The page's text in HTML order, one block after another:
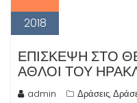
2018
ΕΠΊΣΚΕΨΗ ΣΤΟ
ΆΘΛΟΙ ΤΟΥ
admin Δράσεις,